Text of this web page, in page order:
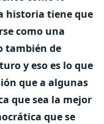
historia tiene que
como una
también de
y eso es lo que
que a algunas
que sea la mejor
que se